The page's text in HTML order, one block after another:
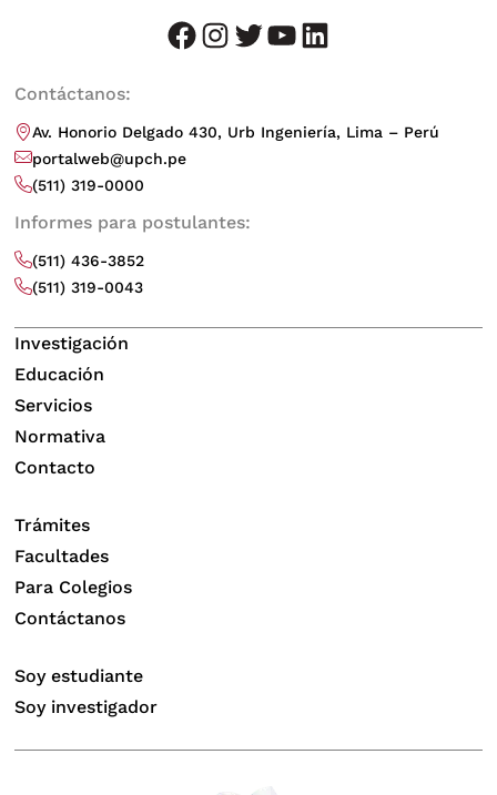
facebook instagram twitter youtube LinkedIn
Contáctanos:
Av. Honorio Delgado 430, Urb Ingeniería, Lima – Perú
portalweb@upch.pe
(511) 319-0000
Informes para postulantes:
(511) 436-3852
(511) 319-0043
Investigación
Educación
Servicios
Normativa
Contacto
Trámites
Facultades
Para Colegios
Contáctanos
Soy estudiante
Soy investigador